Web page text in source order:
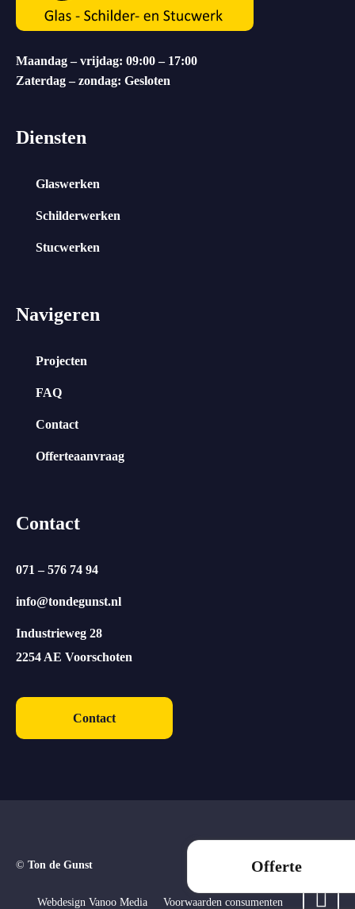
Maandag – vrijdag: 09:00 – 17:00
Zaterdag – zondag: Gesloten
Diensten
Glaswerken
Schilderwerken
Stucwerken
Navigeren
Projecten
FAQ
Contact
Offerteaanvraag
Contact
071 – 576 74 94
info@tondegunst.nl
Industrieweg 28
2254 AE Voorschoten
Contact
Offerte
© Ton de Gunst
Webdesign Vanoo Media Voorwaarden consumenten